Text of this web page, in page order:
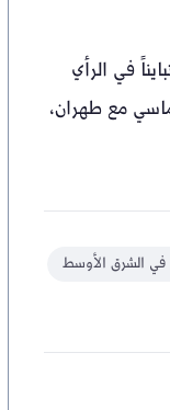
في الرأي
مع طهران،
في الشرق الأوسط